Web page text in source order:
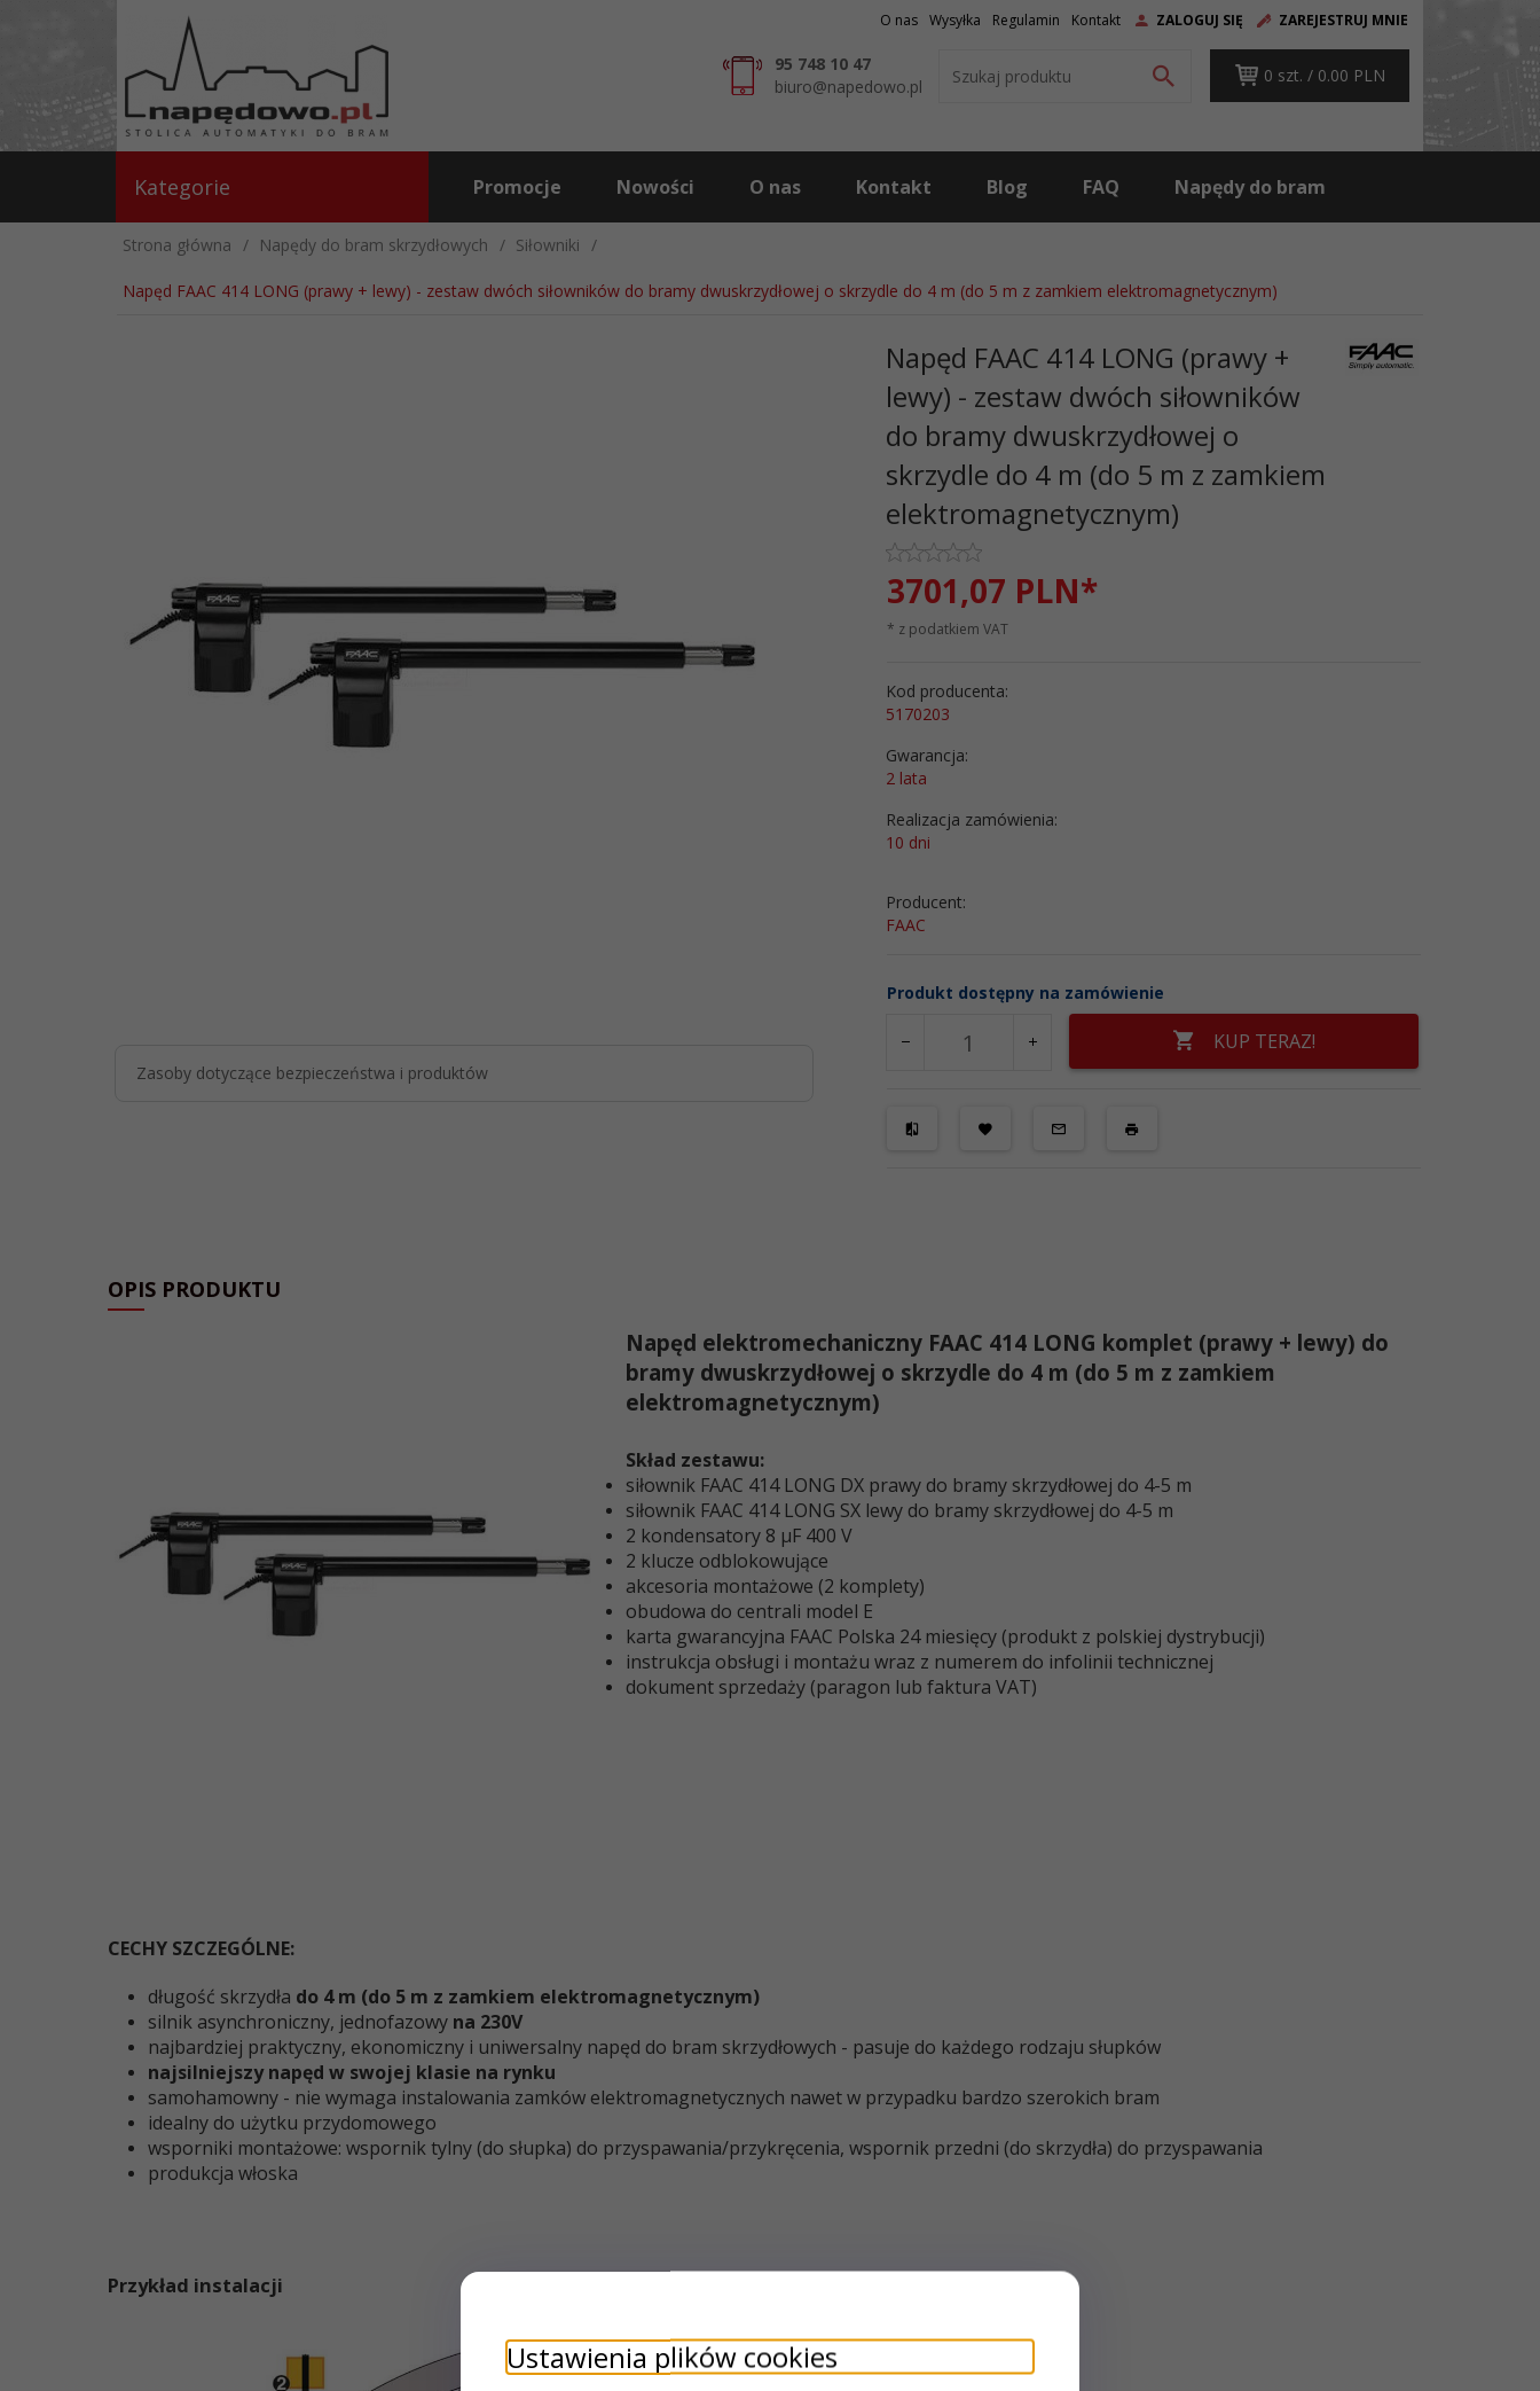
O nas Wysyłka Regulamin Kontakt ZALOGUJ SIĘ ZAREJESTRUJ MNIE
95 748 10 47
biuro@napedowo.pl
0 szt. / 0.00 PLN
Kategorie Promocje Nowości O nas Kontakt Blog FAQ Napędy do bram
Strona główna Napędy do bram skrzydłowych Siłowniki
Napęd FAAC 414 LONG (prawy + lewy) - zestaw dwóch siłowników do bramy dwuskrzydłowej o skrzydle do 4 m (do 5 m z zamkiem elektromagnetycznym)
Zasoby dotyczące bezpieczeństwa i produktów
Napęd FAAC 414 LONG (prawy +
lewy) - zestaw dwóch siłowników
do bramy dwuskrzydłowej o
skrzydle do 4 m (do 5 m z zamkiem
elektromagnetycznym)
3701,07 PLN*
* z podatkiem VAT
Kod producenta:
5170203
Gwarancja:
2 lata
Realizacja zamówienia:
10 dni
Producent:
FAAC
Produkt dostępny na zamówienie
KUP TERAZ!
OPIS PRODUKTU
Napęd elektromechaniczny FAAC 414 LONG komplet (prawy + lewy) do
bramy dwuskrzydłowej o skrzydle do 4 m (do 5 m z zamkiem
elektromagnetycznym)
Skład zestawu:
siłownik FAAC 414 LONG DX prawy do bramy skrzydłowej do 4-5 m
siłownik FAAC 414 LONG SX lewy do bramy skrzydłowej do 4-5 m
2 kondensatory 8 μF 400 V
2 klucze odblokowujące
akcesoria montażowe (2 komplety)
obudowa do centrali model E
karta gwarancyjna FAAC Polska 24 miesięcy (produkt z polskiej dystrybucji)
instrukcja obsługi i montażu wraz z numerem do infolinii technicznej
dokument sprzedaży (paragon lub faktura VAT)
CECHY SZCZEGÓLNE:
długość skrzydła do 4 m (do 5 m z zamkiem elektromagnetycznym)
silnik asynchroniczny, jednofazowy na 230V
najbardziej praktyczny, ekonomiczny i uniwersalny napęd do bram skrzydłowych - pasuje do każdego rodzaju słupków
najsilniejszy napęd w swojej klasie na rynku
samohamowny - nie wymaga instalowania zamków elektromagnetycznych nawet w przypadku bardzo szerokich bram
idealny do użytku przydomowego
wsporniki montażowe: wspornik tylny (do słupka) do przyspawania/przykręcenia, wspornik przedni (do skrzydła) do przyspawania
produkcja włoska
Przykład instalacji
Ustawienia plików cookies